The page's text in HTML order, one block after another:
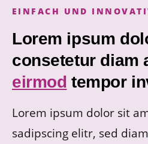
EINFACH UND
Lorem ipsum
consetetur diam
eirmod tempor
Lorem ipsum dolor sit
sadipscing elitr, sed diam